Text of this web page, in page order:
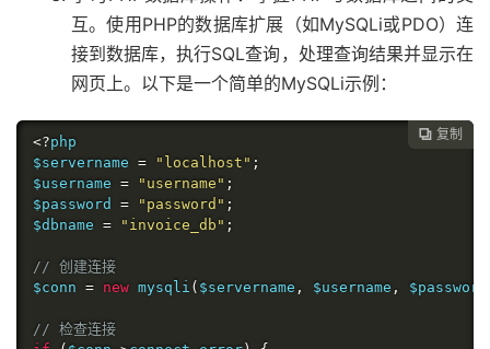
互。使用PHP的数据库扩展（如MySQLi或PDO）连
接到数据库，执行SQL查询，处理查询结果并显示在
网页上。以下是一个简单的MySQLi示例：
 复制
<?php
$servername = "localhost" ;
$username = "username" ;
$password = "password" ;
$dbname = "invoice_db" ;
// 创建连接
$conn = new mysqli ( $servername , $username , $password
// 检查连接